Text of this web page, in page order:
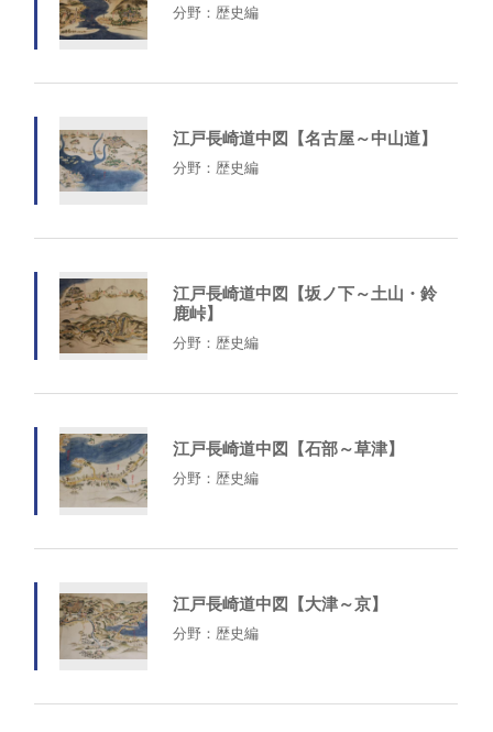
分野：歴史編
江戸長崎道中図【名古屋～中山道】
分野：歴史編
江戸長崎道中図【坂ノ下～土山・鈴
鹿峠】
分野：歴史編
江戸長崎道中図【石部～草津】
分野：歴史編
江戸長崎道中図【大津～京】
分野：歴史編